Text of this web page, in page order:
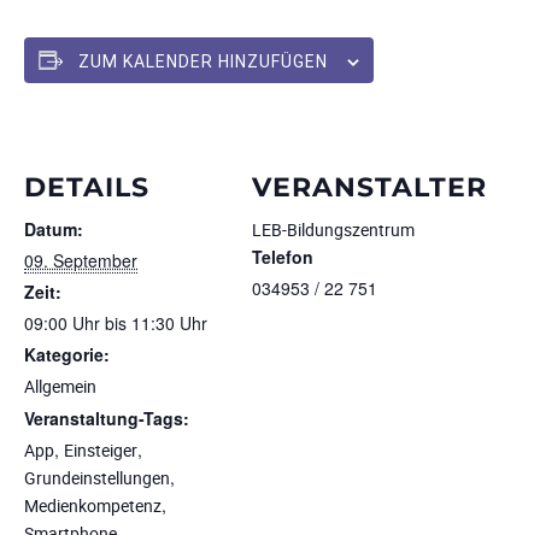
ZUM KALENDER HINZUFÜGEN
DETAILS
Datum:
09. September
Zeit:
09:00 Uhr bis 11:30 Uhr
Kategorie:
Allgemein
Veranstaltung-Tags:
App, Einsteiger,
Grundeinstellungen,
Medienkompetenz,
VERANSTALTER
LEB-Bildungszentrum
Telefon
034953 / 22 751